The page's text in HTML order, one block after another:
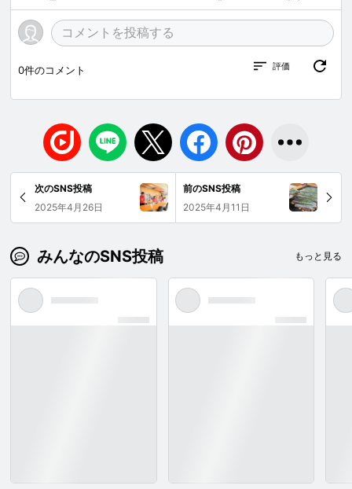
0件のコメント 評価
次のSNS投稿
2025年4月26日
前のSNS投稿
2025年4月11日
みんなのSNS投稿 もっと見る